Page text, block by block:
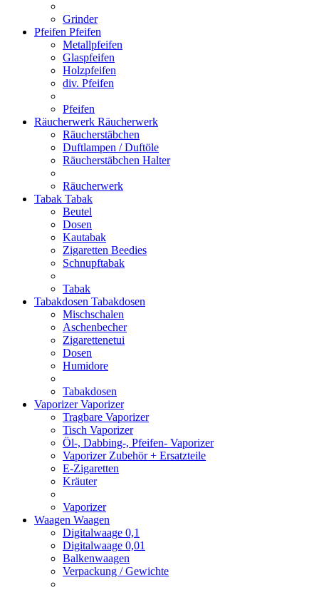
Grinder
Pfeifen Pfeifen
Metallpfeifen
Glaspfeifen
Holzpfeifen
div. Pfeifen
Pfeifen
Räucherwerk Räucherwerk
Räucherstäbchen
Duftlampen / Duftöle
Räucherstäbchen Halter
Räucherwerk
Tabak Tabak
Beutel
Dosen
Kautabak
Zigaretten Beedies
Schnupftabak
Tabak
Tabakdosen Tabakdosen
Mischschalen
Aschenbecher
Zigarettenetui
Dosen
Humidore
Tabakdosen
VaporizerVaporizer
Tragbare Vaporizer
Tisch Vaporizer
Öl-, Dabbing-, Pfeifen- Vaporizer
Vaporizer Zubehör + Ersatzteile
E-Zigaretten
Kräuter
Vaporizer
Waagen Waagen
Digitalwaage 0,1
Digitalwaage 0,01
Balkenwaagen
Verpackung / Gewichte